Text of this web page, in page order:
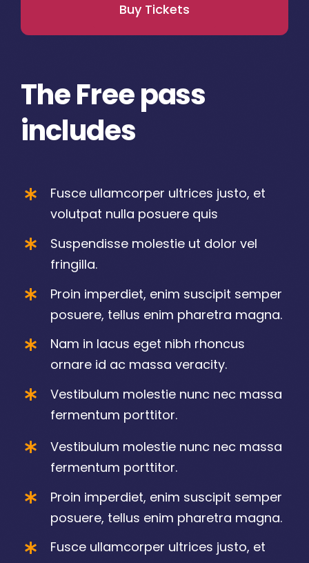
Buy Tickets
The Free pass
includes
Fusce ullamcorper ultrices justo, et
volutpat nulla posuere quis
Suspendisse molestie ut dolor vel
fringilla.
Proin imperdiet, enim suscipit semper
posuere, tellus enim pharetra magna.
Nam in lacus eget nibh rhoncus
ornare id ac massa veracity.
Vestibulum molestie nunc nec massa
fermentum porttitor.
Vestibulum molestie nunc nec massa
fermentum porttitor.
Proin imperdiet, enim suscipit semper
posuere, tellus enim pharetra magna.
Fusce ullamcorper ultrices justo, et